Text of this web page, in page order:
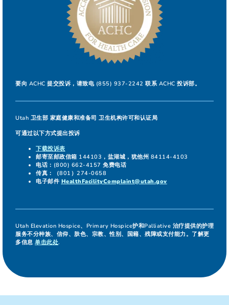
要向 ACHC 提交投诉，请致电 (855) 937-2242 联系 ACHC 投诉部。
Utah 卫生部 家庭健康和准备司 卫生机构许可和认证局
可通过以下方式提出投诉
下载投诉表
邮寄至邮政信箱 144103，盐湖城，犹他州 84114-4103
电话：(800) 662-4157 免费电话
传真：（801）274-0658
电子邮件 HealthFacilityComplaint@utah.gov
Utah Elevation Hospice、Primary Hospice护和Palliative 治疗提供的护理
服务不分种族、信仰、肤色、宗教、性别、国籍、残障或支付能力。了解更
多信息 单击此处.